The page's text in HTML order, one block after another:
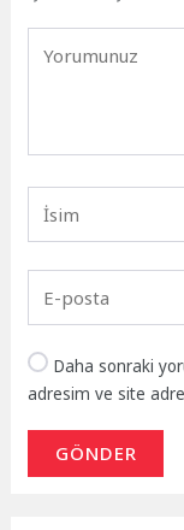
Daha sonraki
adresim ve site
GÖNDER